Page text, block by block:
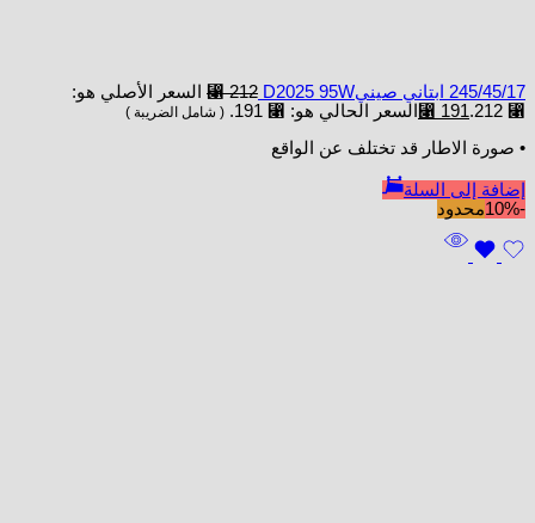
245/45/17 ابتاني صينيD2025 95W ⃁212
السعر الأصلي هو:
⃁ 212.
⃁ 191 السعر الحالي هو: ⃁ 191. ( شامل الضريبة )
• صورة الاطار قد تختلف عن الواقع
إضافة إلى السلة
-10%
محدود